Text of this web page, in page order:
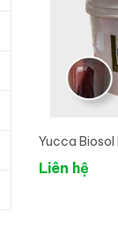
Yucca Biosol
Khẩu Mỹ
Liên hệ